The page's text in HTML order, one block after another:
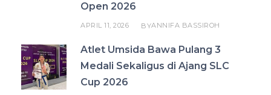
Open 2026
APRIL 11, 2026 BYANNIFA BASSIROH
Atlet Umsida Bawa Pulang 3
Medali Sekaligus di Ajang SLC
Cup 2026